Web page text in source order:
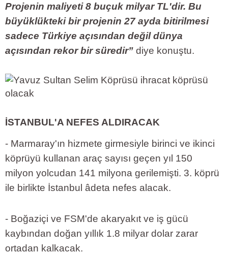
Projenin maliyeti 8 buçuk milyar TL'dir. Bu
büyüklükteki bir projenin 27 ayda bitirilmesi
sadece Türkiye açısından değil dünya
açısından rekor bir süredir” diye konuştu.
İSTANBUL'A NEFES ALDIRACAK
- Marmaray'ın hizmete girmesiyle birinci ve ikinci
köprüyü kullanan araç sayısı geçen yıl 150
milyon yolcudan 141 milyona gerilemişti. 3. köprü
ile birlikte İstanbul âdeta nefes alacak.
- Boğaziçi ve FSM'de akaryakıt ve iş gücü
kaybından doğan yıllık 1.8 milyar dolar zarar
ortadan kalkacak.